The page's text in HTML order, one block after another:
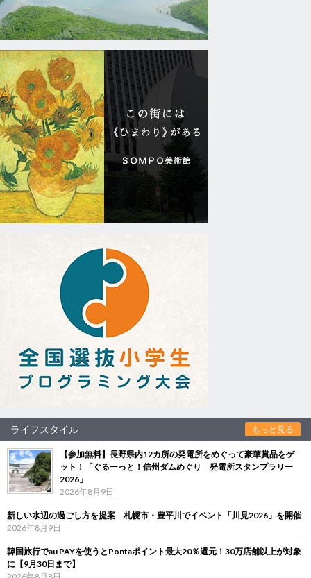
ライフスタイル もっと見る
【参加無料】長野県内12カ所の発電所をめぐって豪華賞品をゲ
ット！「ぐるーっと！信州ダムめぐり 発電所スタンプラリー
2026」
2026年8月9日
新しい水辺の過ごし方を提案 札幌市・豊平川でイベント「川見2026」を開催
2026年8月9日
韓国旅行でau PAYを使うとPontaポイント最大20％還元！30万店舗以上が対象
に【9月30日まで】